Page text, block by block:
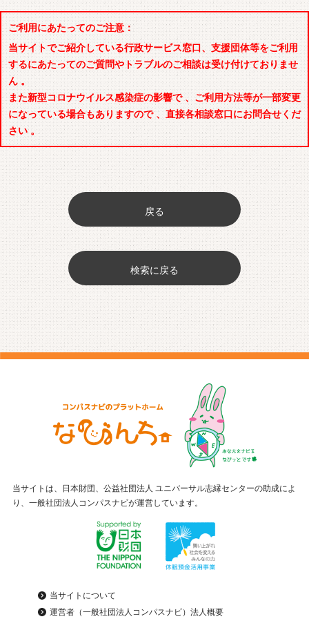
ご利用にあたってのご注意：
当サイトでご紹介している行政サービス窓口、支援団体等をご利用
するにあたってのご質問やトラブルのご相談は受け付けておりませ
ん 。
また新型コロナウイルス感染症の影響で 、ご利用方法等が一部変更
になっている場合もありますので 、直接各相談窓口にお問合せくだ
さい 。
戻る
検索に戻る
当サイトは、日本財団、公益社団法人 ユニバーサル志縁センターの助成によ
り、一般社団法人コンパスナビが運営しています。
当サイトについて
運営者（一般社団法人コンパスナビ）法人概要